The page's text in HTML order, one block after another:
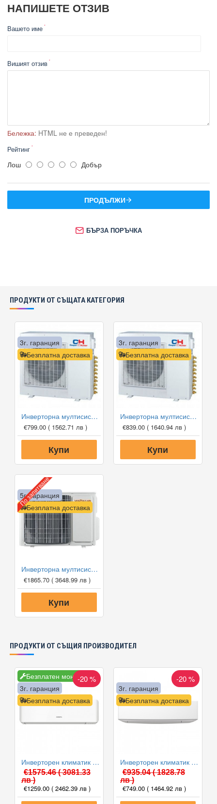
НАПИШЕТЕ ОТЗИВ
Вашето име
Вишият отзив
Бележка: HTML не е преведен!
Рейтинг
Лош Добър
ПРОДЪЛЖИ
БЪРЗА ПОРЪЧКА
ПРОДУКТИ ОТ СЪЩАТА КАТЕГОРИЯ
Безплатна доставка
3г. гаранция
Инверторна мултисистема Cooper and Hunter CHML-U14RK2, 14000 BTU, Клас А++
€799.00 ( 1562.71 лв )
Купи
Безплатна доставка
3г. гаранция
Инверторна мултисистема Cooper and Hunter CHML-U18RK2, 18000 BTU, Клас А++
€839.00 ( 1640.94 лв )
Купи
Безплатна доставка
5г. гаранция
По запитване
Инверторна мултисистема Viessmann Vitoclima 300-S С HE 02F3050M2, Клас А++
€1865.70 ( 3648.99 лв )
Купи
ПРОДУКТИ ОТ СЪЩИЯ ПРОИЗВОДИТЕЛ
Безплатен монтаж
Безплатна доставка
3г. гаранция
-20 %
Инверторен климатик General ASHG12KMCE/AOHG12KMCC, 12000 BTU, Клас A++
€1575.46( 3081.33
лв )
€1259.00 ( 2462.39 лв )
Безплатна доставка
3г. гаранция
-20 %
Инверторен климатик General ASHG09KETE/AOHG09KETA, 9000 BTU, Клас A++
€935.04( 1828.78
лв )
€749.00 ( 1464.92 лв )